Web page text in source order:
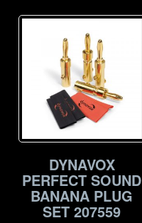
DYNAVOX
PERFECT SOUND
BANANA PLUG
SET 207559